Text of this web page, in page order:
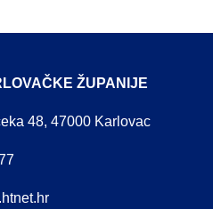
ŽUPANIJE
48, 47000 Karlovac